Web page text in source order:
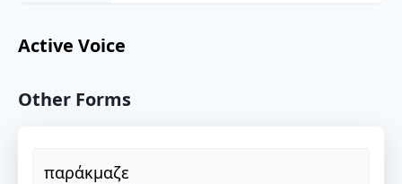
Active Voice
Other Forms
παράκμαζε